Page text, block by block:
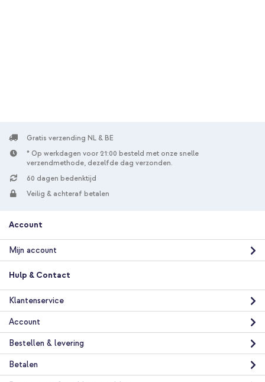
Gratis verzending NL & BE
* Op werkdagen voor 21:00 besteld met onze snelle
verzendmethode, dezelfde dag verzonden.
60 dagen bedenktijd
Veilig & achteraf betalen
Account
Mijn account
Hulp & Contact
Klantenservice
Account
Bestellen & levering
Betalen